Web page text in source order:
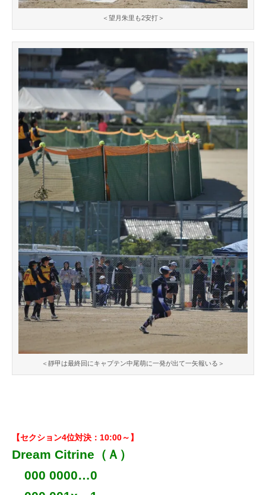
＜望月朱里も2安打＞
＜靜甲は最終回にキャプテン中尾萌に一発が出て一矢報いる＞
【セクション4位対決：10:00～】
Dream Citrine（Ａ）
000 0000…0